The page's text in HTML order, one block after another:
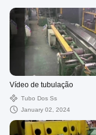
Vídeo de tubulação
Tubo Dos Ss
January 02, 2024